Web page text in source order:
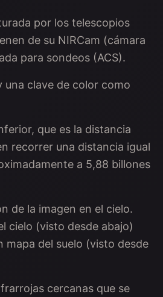
por los telescopios
de su NIRCam (cámara
para sondeos (ACS).
una clave de color como
que es la distancia
recorrer una distancia igual
a 5,88 billones
de la imagen en el cielo.
cielo (visto desde abajo)
mapa del suelo (visto desde
cercanas que se